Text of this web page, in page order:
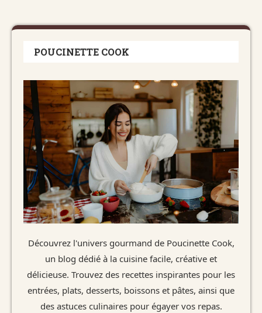
POUCINETTE COOK
Découvrez l'univers gourmand de Poucinette Cook,
un blog dédié à la cuisine facile, créative et
délicieuse. Trouvez des recettes inspirantes pour les
entrées, plats, desserts, boissons et pâtes, ainsi que
des astuces culinaires pour égayer vos repas.